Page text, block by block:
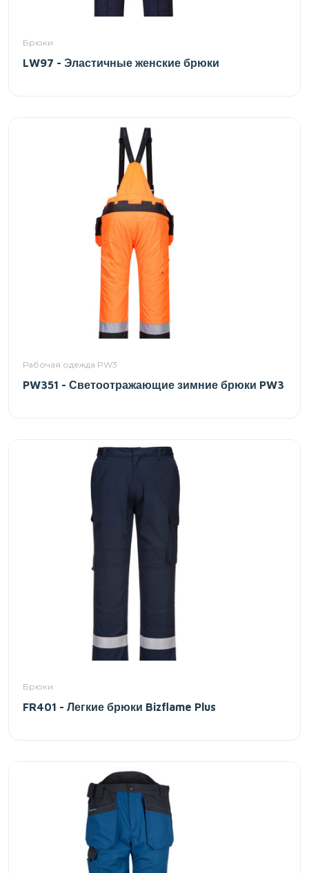
Брюки
LW97 - Эластичные женские брюки
Рабочая одежда PW3
PW351 - Светоотражающие зимние брюки PW3
Брюки
FR401 - Легкие брюки Bizflame Plus